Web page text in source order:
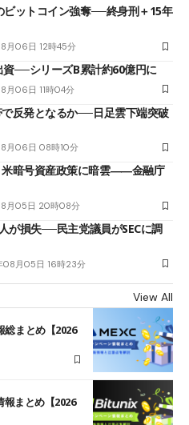
ビットコイン強奪──終身刑＋15年
月06日 12時45分
資──シリーズB累計約60億円に
月06日 11時04分
反発となるか──日足雲下端突破
月06日 08時10分
米暗号資産政策に暗雲――金融庁
月05日 20時08分
が損失──民主党議員がSECに調
月05日 16時23分
View All
総まとめ【2026
まとめ【2026